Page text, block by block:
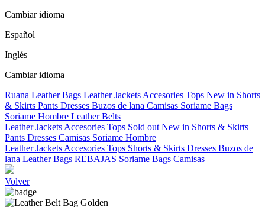
Cambiar idioma
Español
Inglés
Cambiar idioma
Ruana Leather Bags Leather Jackets Accesories Tops New in Shorts
& Skirts Pants Dresses Buzos de lana Camisas Soriame Bags
Soriame Hombre Leather Belts
Leather Jackets Accesories Tops Sold out New in Shorts & Skirts
Pants Dresses Camisas Soriame Hombre
Leather Jackets Accesories Tops Shorts & Skirts Dresses Buzos de
lana Leather Bags REBAJAS Soriame Bags Camisas
Volver